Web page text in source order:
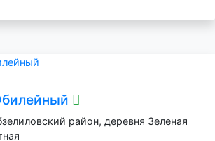
район, деревня Зеленая